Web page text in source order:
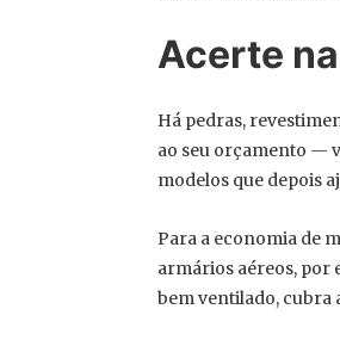
Acerte
Há pedras,
ao seu orçamento —
modelos que depois
Para a economia de
armários aéreos, por
bem ventilado, cubra